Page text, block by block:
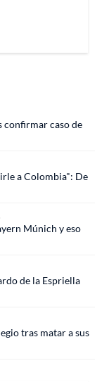
confirmar caso de
a Colombia": De
Múnich y eso
de la Espriella
tras matar a sus